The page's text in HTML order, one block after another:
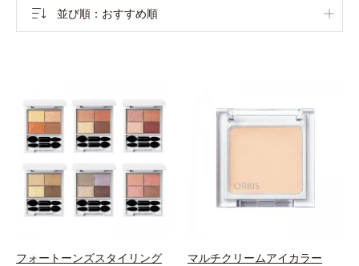
並び順 おすすめ順
フォートーンズスタイリング
マルチクリームアイカラー